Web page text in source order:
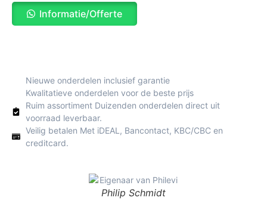
Informatie/Offerte
Nieuwe onderdelen inclusief garantie
Kwalitatieve onderdelen voor de beste prijs
Ruim assortiment Duizenden onderdelen direct uit
voorraad leverbaar.
Veilig betalen Met iDEAL, Bancontact, KBC/CBC en
creditcard.
Philip Schmidt